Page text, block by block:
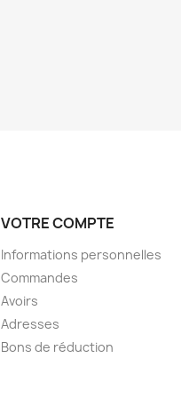
VOTRE COMPTE
Informations personnelles
Commandes
Avoirs
Adresses
Bons de réduction